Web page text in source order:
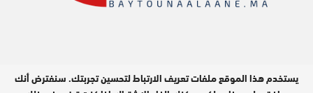
يستخدم هذا الموقع ملفات تعريف الارتباط لتحسين تجربتك. سنفترض أنك